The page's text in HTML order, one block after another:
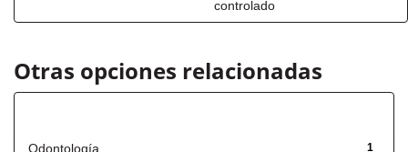
controlado
Otras opciones relacionadas
1
Odontología